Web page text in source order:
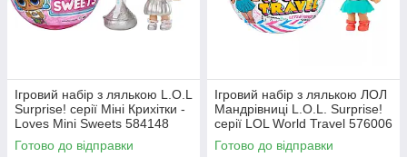
Ігровий набір з лялькою L.O.L
Surprise! серії Міні Крихітки -
Loves Mini Sweets 584148
Оригінал MyDoll.com.ua
Готово до відправки
Ігровий набір з лялькою ЛОЛ
Мандрівниці L.O.L. Surprise!
серії LOL World Travel 576006
Оригінал MyDoll.com.ua
Готово до відправки